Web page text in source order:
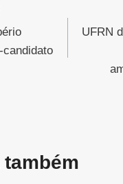
candidato
UFRN